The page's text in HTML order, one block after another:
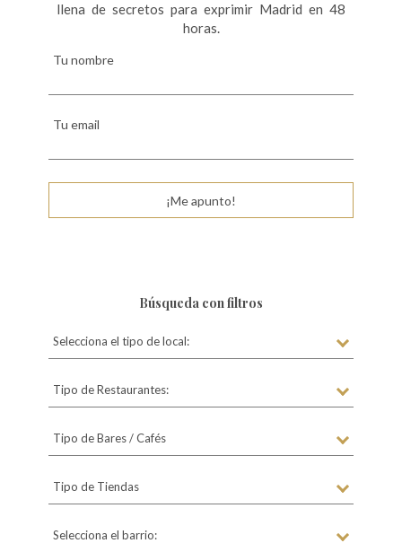
llena de secretos para exprimir Madrid en 48
horas.
Tu nombre
Tu email
¡Me apunto!
Búsqueda con filtros
Selecciona el tipo de local:
Tipo de Restaurantes:
Tipo de Bares / Cafés
Tipo de Tiendas
Selecciona el barrio: